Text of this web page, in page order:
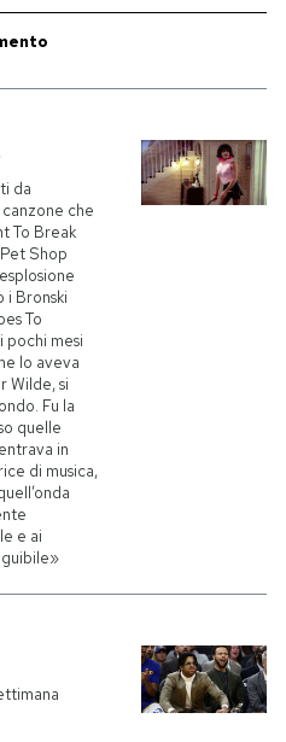
da
che
To Break
Shop
i Bronski
To
pochi mesi
lo aveva
Wilde, si
Fu la
quelle
in
di musica,
e ai